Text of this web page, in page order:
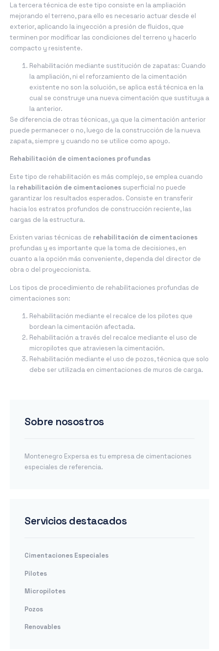
La tercera técnica de este tipo consiste en la ampliación
mejorando el terreno, para ello es necesario actuar desde el
exterior, aplicando la inyección a presión de fluidos, que
terminen por modificar las condiciones del terreno y hacerlo
compacto y resistente.
Rehabilitación mediante sustitución de zapatas: Cuando
la ampliación, ni el reforzamiento de la cimentación
existente no son la solución, se aplica está técnica en la
cual se construye una nueva cimentación que sustituya a
la anterior.
Se diferencia de otras técnicas, ya que la cimentación anterior
puede permanecer o no, luego de la construcción de la nueva
zapata, siempre y cuando no se utilice como apoyo.
Rehabilitación de cimentaciones profundas
Este tipo de rehabilitación es más complejo, se emplea cuando
la rehabilitación de cimentaciones superficial no puede
garantizar los resultados esperados. Consiste en transferir
hacia los estratos profundos de construcción reciente, las
cargas de la estructura.
Existen varias técnicas de rehabilitación de cimentaciones
profundas y es importante que la toma de decisiones, en
cuanto a la opción más conveniente, dependa del director de
obra o del proyeccionista.
Los tipos de procedimiento de rehabilitaciones profundas de
cimentaciones son:
Rehabilitación mediante el recalce de los pilotes que
bordean la cimentación afectada.
Rehabilitación a través del recalce mediante el uso de
micropilotes que atraviesen la cimentación.
Rehabilitación mediante el uso de pozos, técnica que solo
debe ser utilizada en cimentaciones de muros de carga.
Sobre nosostros
Montenegro Expersa es tu empresa de cimentaciones
especiales de referencia.
Servicios destacados
Cimentaciones Especiales
Pilotes
Micropilotes
Pozos
Renovables